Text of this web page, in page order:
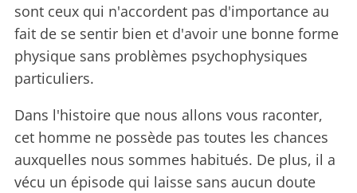
sont ceux qui n'accordent pas d'importance au
fait de se sentir bien et d'avoir une bonne forme
physique sans problèmes psychophysiques
particuliers.
Dans l'histoire que nous allons vous raconter,
cet homme ne possède pas toutes les chances
auxquelles nous sommes habitués. De plus, il a
vécu un épisode qui laisse sans aucun doute